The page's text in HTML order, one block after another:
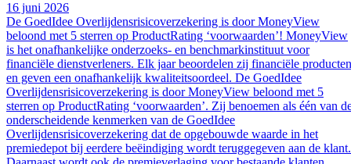
16 juni 2026
De GoedIdee Overlijdensrisicoverzekering is door MoneyView
beloond met 5 sterren op ProductRating ‘voorwaarden’! MoneyView
is het onafhankelijke onderzoeks- en benchmarkinstituut voor
financiële dienstverleners. Elk jaar beoordelen zij financiële producten
en geven een onafhankelijk kwaliteitsoordeel. De GoedIdee
Overlijdensrisicoverzekering is door MoneyView beloond met 5
sterren op ProductRating ‘voorwaarden’. Zij benoemen als één van
onderscheidende kenmerken van de GoedIdee
Overlijdensrisicoverzekering dat de opgebouwde waarde in het
premiedepot bij eerdere beëindiging wordt teruggegeven aan de klant.